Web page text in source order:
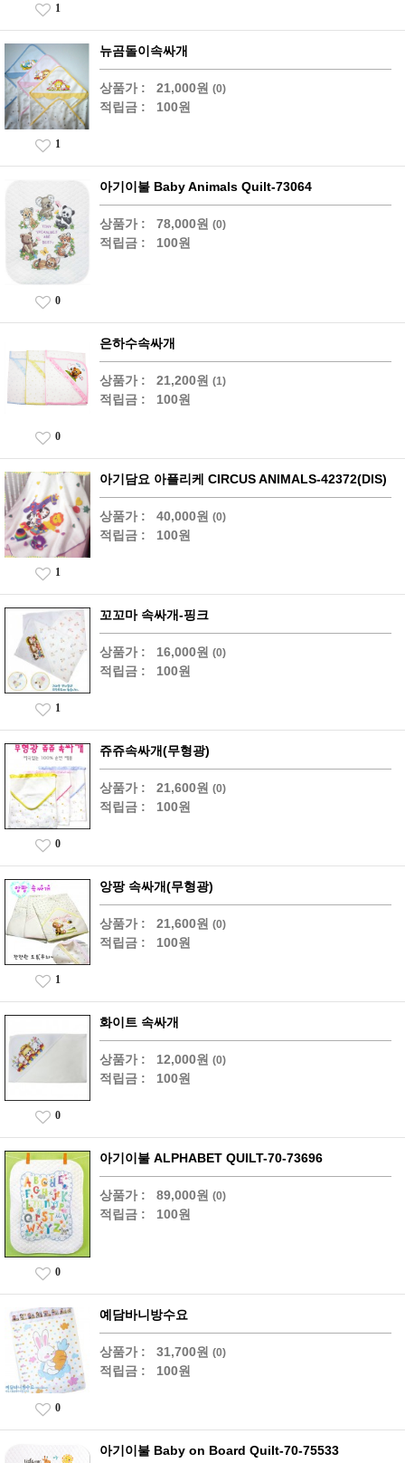
1
뉴곰돌이속싸개
상품가 : 21,000원 (0)
적립금 : 100원
1
아기이불 Baby Animals Quilt-73064
상품가 : 78,000원 (0)
적립금 : 100원
0
은하수속싸개
상품가 : 21,200원 (1)
적립금 : 100원
0
아기담요 아플리케 CIRCUS ANIMALS-42372(DIS)
상품가 : 40,000원 (0)
적립금 : 100원
1
꼬꼬마 속싸개-핑크
상품가 : 16,000원 (0)
적립금 : 100원
1
쥬쥬속싸개(무형광)
상품가 : 21,600원 (0)
적립금 : 100원
0
앙팡 속싸개(무형광)
상품가 : 21,600원 (0)
적립금 : 100원
1
화이트 속싸개
상품가 : 12,000원 (0)
적립금 : 100원
0
아기이불 ALPHABET QUILT-70-73696
상품가 : 89,000원 (0)
적립금 : 100원
0
예담바니방수요
상품가 : 31,700원 (0)
적립금 : 100원
0
아기이불 Baby on Board Quilt-70-75533